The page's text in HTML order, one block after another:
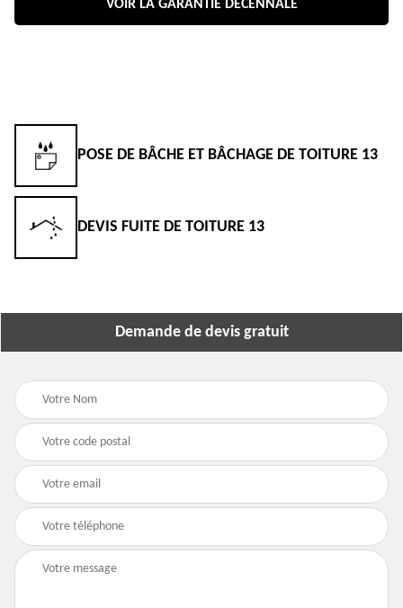
VOIR LA GARANTIE DÉCÉNNALE
POSE DE BÂCHE ET BÂCHAGE DE TOITURE 13
DEVIS FUITE DE TOITURE 13
Demande de devis gratuit